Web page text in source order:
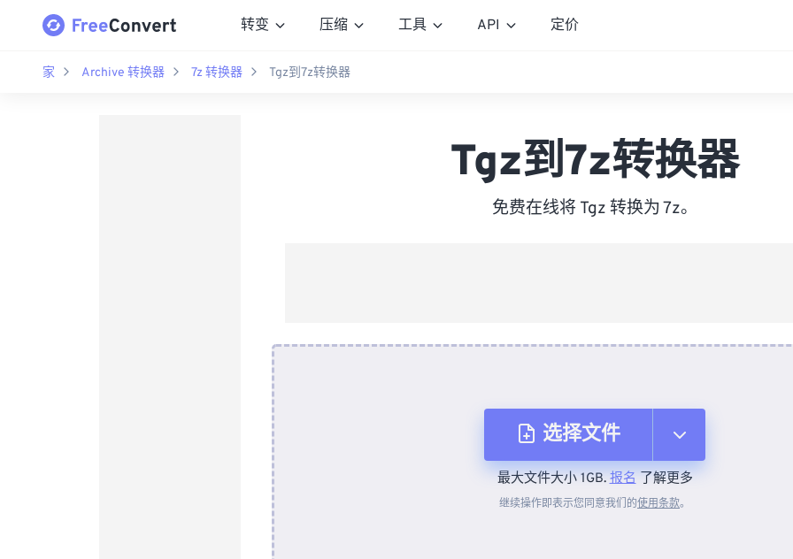
转变 压缩 工具 API 定价
家 Archive 转换器 7z 转换器 Tgz到7z转换器
Tgz到7z转换器
免费在线将 Tgz 转换为 7z。
选择文件
从设备
最大文件大小 1GB.报名了解更多
继续操作即表示您同意我们的使用条款。